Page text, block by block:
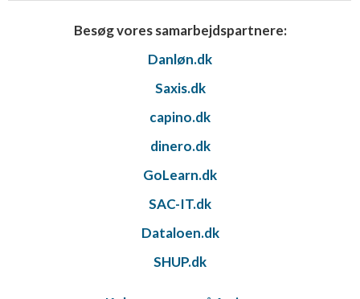
Besøg vores samarbejdspartnere:
Danløn.dk
Saxis.dk
capino.dk
dinero.dk
GoLearn.dk
SAC-IT.dk
Dataloen.dk
SHUP.dk